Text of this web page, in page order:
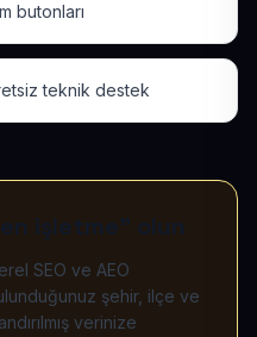
butonları
teknik destek
işletme" olun
SEO ve AEO
şehir, ilçe ve
verinize